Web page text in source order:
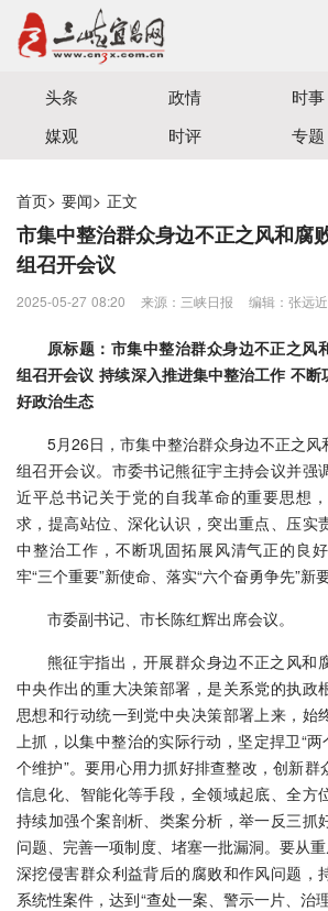
宜昌三峡融媒体中心主办
头条 政情 时事
媒观
时评 专题
首页> 要闻> 正文
市集中整治群众身边不正之风和腐
组召开会议
2025-05-27 08:20 来源：三峡日报 编辑：张远近
原标题：市集中整治群众身边不正之风
组召开会议 持续深入推进集中整治工作 不断
好政治生态
5月26日，市集中整治群众身边不正之
组召开会议。市委书记熊征宇主持会议并强
近平总书记关于党的自我革命的重要思想
求，提高站位、深化认识，突出重点、压实
中整治工作，不断巩固拓展风清气正的良
牢“三个重要”新使命、落实“六个奋勇争先”新
市委副书记、市长陈红辉出席会议。
熊征宇指出，开展群众身边不正之风和
中央作出的重大决策部署，是关系党的执政
思想和行动统一到党中央决策部署上来，始
上抓，以集中整治的实际行动，坚定捍卫“两
个维护”。要用心用力抓好排查整改，创新群
信息化、智能化等手段，全领域起底、全方
持续加强个案剖析、类案分析，举一反三抓
问题、完善一项制度、堵塞一批漏洞。要从重
深挖侵害群众利益背后的腐败和作风问题，
系统性案件，达到“查处一案、警示一片、治